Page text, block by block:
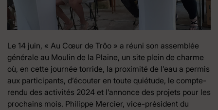
Le 14 juin, « Au Cœur de Trôo » a réuni son assemblée
générale au Moulin de la Plaine, un site plein de charme
où, en cette journée torride, la proximité de l’eau a permis
aux participants, d’écouter en toute quiétude, le compte-
rendu des activités 2024 et l’annonce des projets pour les
prochains mois. Philippe Mercier, vice-président du